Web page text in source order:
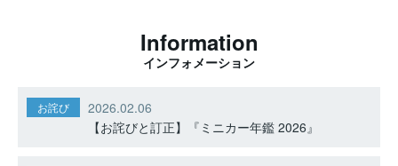
Information
インフォメーション
お詫び
2026.02.06
【お詫びと訂正】『ミニカー年鑑 2026』